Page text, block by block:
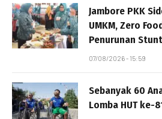
Jambore PKK
UMKM, Zero
Penurunan
07/08/2026 - 15:59
Sebanyak 60
Lomba HUT ke-